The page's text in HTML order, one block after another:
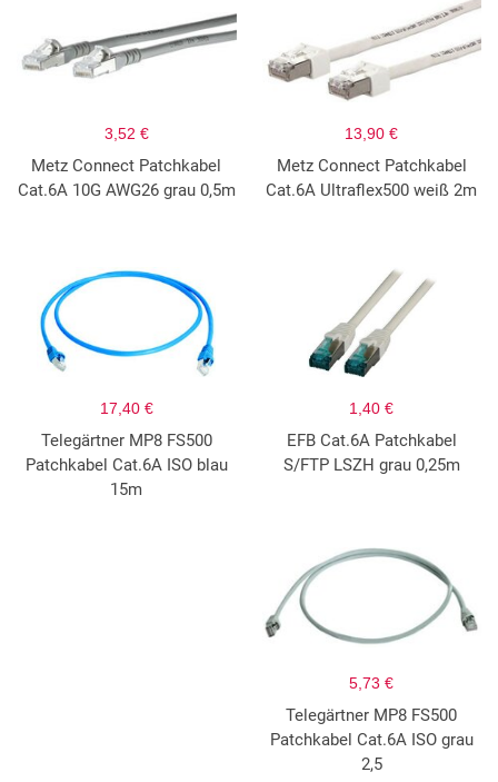
3,52 €
Metz Connect Patchkabel
Cat.6A 10G AWG26 grau 0,5m
13,90 €
Metz Connect Patchkabel
Cat.6A Ultraflex500 weiß 2m
17,40 €
Telegärtner MP8 FS500
Patchkabel Cat.6A ISO blau
15m
1,40 €
EFB Cat.6A Patchkabel
S/FTP LSZH grau 0,25m
5,73 €
Telegärtner MP8 FS500
Patchkabel Cat.6A ISO grau
2,5